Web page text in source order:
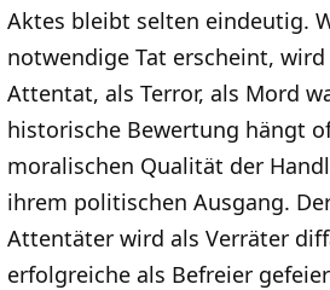
Aktes bleibt selten eindeutig.
notwendige Tat erscheint,
Attentat, als Terror, als Mord
historische Bewertung hängt
moralischen Qualität der
ihrem politischen Ausgang.
Attentäter wird als Verräter
erfolgreiche als Befreier